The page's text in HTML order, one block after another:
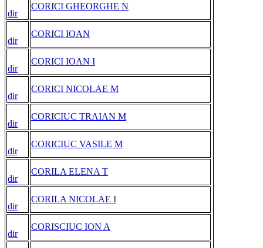
dir
CORICI GHEORGHE N
dir
CORICI IOAN
dir
CORICI IOAN I
dir
CORICI NICOLAE M
dir
CORICIUC TRAIAN M
dir
CORICIUC VASILE M
dir
CORILA ELENA T
dir
CORILA NICOLAE I
dir
CORISCIUC ION A